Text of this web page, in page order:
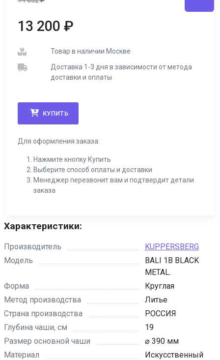
13 200 ₽
Товар в наличии Москве
Доставка 1-3 дня в зависимости от метода
доставки и оплаты
КУПИТЬ
Для оформления заказа:
Нажмите кнопку Купить
Выберите способ оплаты и доставки
Менеджер перезвонит вам и подтвердит детали
заказа
Характеристики:
Производитель
KUPPERSBERG
Модель
BALI 1B BLACK
METAL.
Форма
Круглая
Метод производства
Литье
Страна производства
РОССИЯ
Глубина чаши, см
19
Размер основной чаши
⌀ 390 мм
Материал
Искусственный